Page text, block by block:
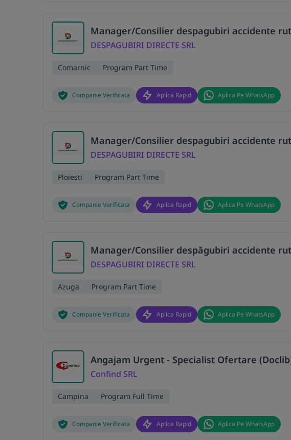
Manager/Consilier despagubiri accidente
DESPAGUBIRI DIRECTE SRL
Comarnic Program Part Time
Companie Verificata Aplica Rapid Aplica Pe WhatsApp
Manager/Consilier despagubiri accidente
DESPAGUBIRI DIRECTE SRL
Ploiesti Program Part Time
Companie Verificata Aplica Rapid Aplica Pe WhatsApp
Manager/Consilier despăgubiri accidente
DESPAGUBIRI DIRECTE SRL
Azuga Program Part Time
Companie Verificata Aplica Rapid Aplica Pe WhatsApp
Angajam Urgent - Specialist Ofertare
Confind SRL
Campina Program Full Time
Companie Verificata Aplica Rapid Aplica Pe WhatsApp